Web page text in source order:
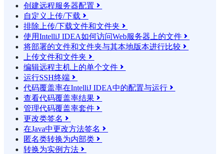
创建远程服务器配置 
自定义上传/下载 
排除上传/下载文件和文件夹 
使用IntelliJ IDEA如何访问Web服务器上的文件 
将部署的文件和文件夹与其本地版本进行比较 
上传文件和文件夹 
编辑远程主机上的单个文件 
运行SSH终端 
代码覆盖率在IntelliJ IDEA中的配置与运行 
查看代码覆盖率结果 
管理代码覆盖率套件 
更改类签名 
在Java中更改方法签名 
匿名类转换为内部类 
转换为实例方法 